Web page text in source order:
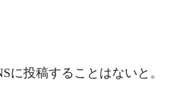
投稿することはないと。